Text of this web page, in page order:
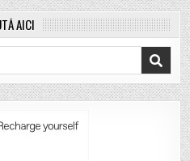
AICI